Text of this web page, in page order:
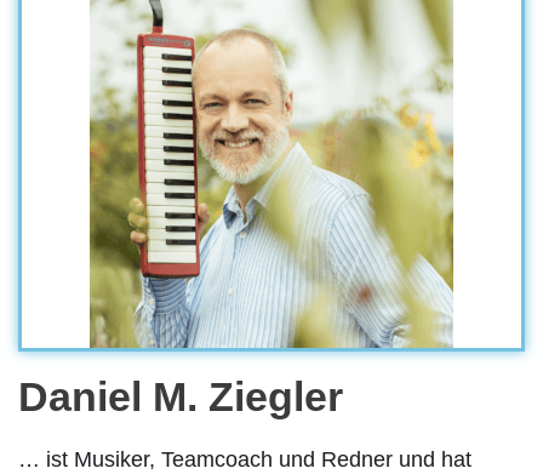
Daniel M. Ziegler
… ist Musiker, Teamcoach und Redner und hat